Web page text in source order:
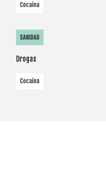
Cocaína
SANIDAD
Drogas
Cocaína